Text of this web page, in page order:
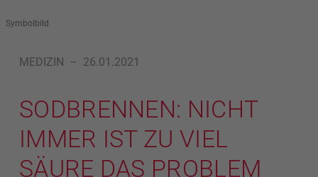
Symbolbild
MEDIZIN – 26.01.2021
SODBRENNEN: NICHT
IMMER IST ZU VIEL
SÄURE DAS PROBLEM